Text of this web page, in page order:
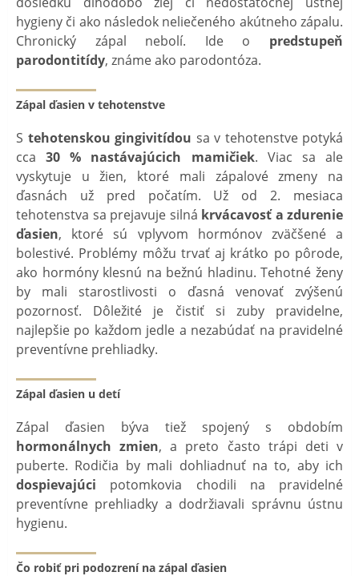
hygieny či ako následok neliečeného akútneho zápalu.
Chronický zápal nebolí. Ide o predstupeň
parodontitídy, známe ako parodontóza.
Zápal ďasien v tehotenstve
S tehotenskou gingivitídou sa v tehotenstve potyká
cca30 % nastávajúcich mamičiek. Viac sa ale
vyskytuje u žien, ktoré mali zápalové zmeny na
ďasnách už pred počatím. Už od 2. mesiaca
tehotenstva sa prejavuje silná krvácavosť a zdurenie
ďasien, ktoré sú vplyvom hormónov zväčšené a
bolestivé. Problémy môžu trvať aj krátko po pôrode,
ako hormóny klesnú na bežnú hladinu. Tehotné ženy
by mali starostlivosti o ďasná venovať zvýšenú
pozornosť. Dôležité je čistiť si zuby pravidelne,
najlepšie po každom jedle a nezabúdať na pravidelné
preventívne prehliadky.
Zápal ďasien u detí
Zápal ďasien býva tiež spojený s obdobím
hormonálnych zmien, a preto často trápi deti v
puberte. Rodičia by mali dohliadnuť na to, aby ich
dospievajúci potomkovia chodili na pravidelné
preventívne prehliadky a dodržiavali správnu ústnu
hygienu.
Čo robiť pri podozrení na zápal ďasien